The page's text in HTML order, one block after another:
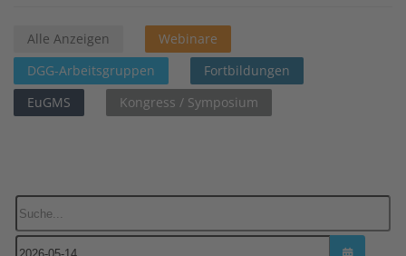
Alle Anzeigen
Webinare
DGG-Arbeitsgruppen
Fortbildungen
EuGMS
Kongress / Symposium
Suche...